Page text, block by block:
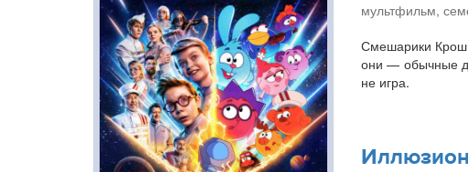
мультфильм,
Смешарики Крош
они — обычные
не игра.
Иллюзион